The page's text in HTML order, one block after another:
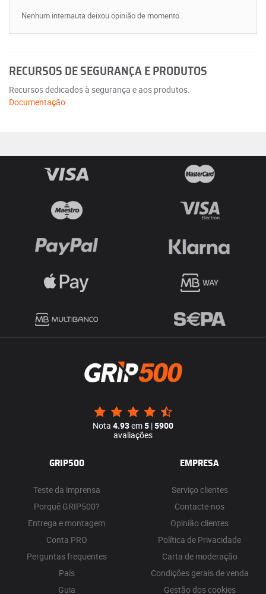
Nenhum internauta deixou opinião de momento.
RECURSOS DE SEGURANÇA E PRODUTOS
Recursos dedicados à segurança e aos produtos.
Documentação
Nota 4.93em5 |5900
avaliações
GRIP500
Teste da imprensa
Porquê GRIP500?
Entrega e montagem
Conta PRO
Perguntas frequentes
País
Guia
EMPRESA
Serviço clientes
Contacte-nos
Opinião clientes
Política de Privacidade
Carta de moderação
Condições gerais de venda
Gestão dos cookies